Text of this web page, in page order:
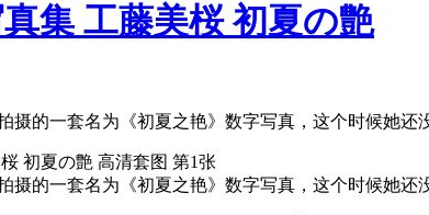
集 工藤美桜 初夏の艶
摄的一套名为《初夏之艳》数字写真，这个时候她
摄的一套名为《初夏之艳》数字写真，这个时候她